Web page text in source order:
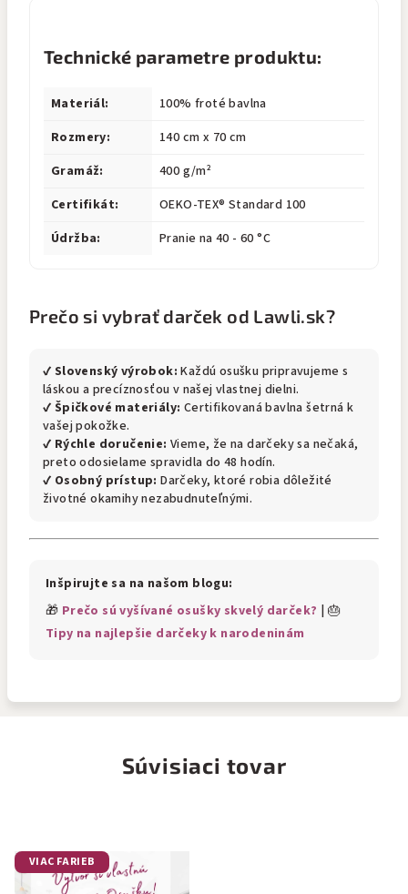
Technické parametre produktu:
Materiál:
100% froté bavlna
Rozmery:
140 cm x 70 cm
Gramáž:
400 g/m²
Certifikát:
OEKO-TEX® Standard 100
Údržba:
Pranie na 40 - 60 °C
Prečo si vybrať darček od Lawli.sk?
✔ Slovenský výrobok: Každú osušku pripravujeme s
láskou a precíznosťou v našej vlastnej dielni.
✔ Špičkové materiály: Certifikovaná bavlna šetrná k
vašej pokožke.
✔ Rýchle doručenie: Vieme, že na darčeky sa nečaká,
preto odosielame spravidla do 48 hodín.
✔ Osobný prístup: Darčeky, ktoré robia dôležité
životné okamihy nezabudnuteľnými.
Inšpirujte sa na našom blogu:
🎁 Prečo sú vyšívané osušky skvelý darček? | 🎂
Tipy na najlepšie darčeky k narodeninám
Súvisiaci tovar
VIAC FARIEB